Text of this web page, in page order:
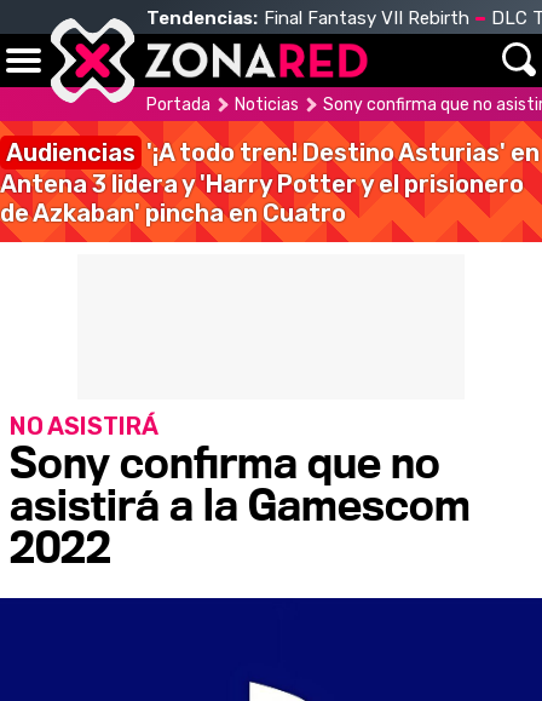
Tendencias: Final Fantasy VII Rebirth DLC
Portada Noticias Sony confirma que no
Audiencias '¡A todo tren! Destino Asturias' en
Antena 3 lidera y 'Harry Potter y el prisionero
de Azkaban' pincha en Cuatro
Sony confirma que no
asistirá a la Gamescom
2022
NO ASISTIRÁ